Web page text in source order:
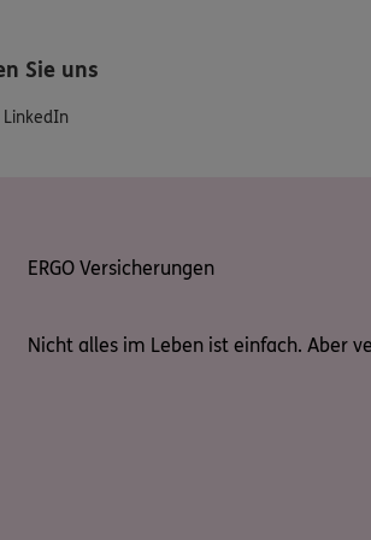
Sie uns
LinkedIn
ERGO Versicherungen
Nicht alles im Leben ist einfach. Aber